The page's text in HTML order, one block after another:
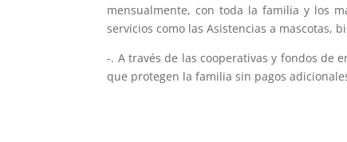
mensualmente, con toda la familia y los
servicios como las Asistencias a mascotas,
-. A través de las cooperativas y fondos de
que protegen la familia sin pagos